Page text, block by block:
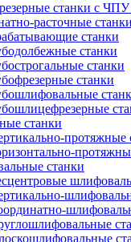
станки с ЧПУ
расточные станки
станки
станки
станки
станки
станки
протяжные
станки